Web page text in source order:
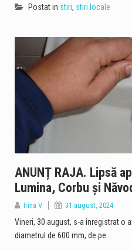
Postat in stiri, stiri locale
ANUNȚ RAJA. Lipsă
Lumina, Corbu și
Irina V 31 august, 2024
Vineri, 30 august, s-a înregistrat o
diametrul de 600 mm, de pe…